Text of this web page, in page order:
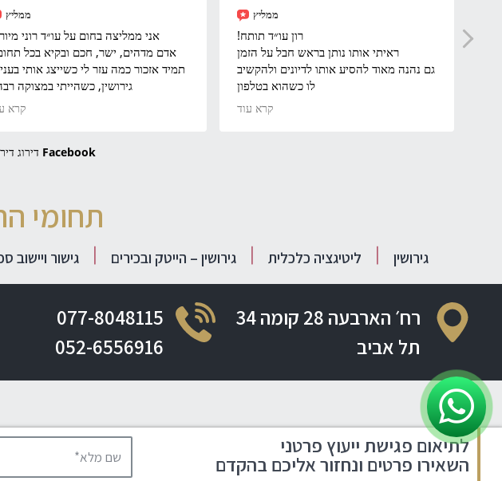
ממליץ
אני ממליצה בחום על עו״ד רוני
אדם מדהים, ישר, חכם ובקיא בכל
תמיד אזכור כמה עזר לי כשייצג אותי
גירושין, כשהייתי במצוקה
תודה רבה לך רוני על כל
קרא
ממליץ
רון עו״ד תותח!
ראיתי אותו נותן בראש חבל על הזמן
גם נהנה מאוד להסיע אותו לדיונים ולהקשיב
לו כשהוא בטלפון
ממליץ מאוד
קרא עוד
Facebook דירוג
תחומי
גירושין ליטיגציה כלכלית גירושין – הייטק ובכירים גישור ויישוב
רח׳ הארבעה 28 קומה 34
תל אביב
077-8048115
052-6556916
לתיאום פגישת ייעוץ פרטני
השאירו פרטים ונחזור אליכם בהקדם